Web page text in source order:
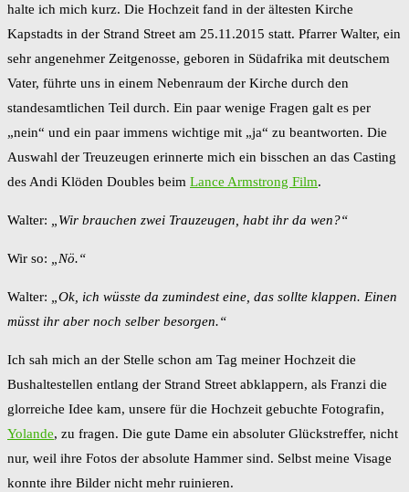
halte ich mich kurz. Die Hochzeit fand in der ältesten Kirche
Kapstadts in der Strand Street am 25.11.2015 statt. Pfarrer Walter, ein
sehr angenehmer Zeitgenosse, geboren in Südafrika mit deutschem
Vater, führte uns in einem Nebenraum der Kirche durch den
standesamtlichen Teil durch. Ein paar wenige Fragen galt es per
„nein“ und ein paar immens wichtige mit „ja“ zu beantworten. Die
Auswahl der Treuzeugen erinnerte mich ein bisschen an das Casting
des Andi Klöden Doubles beim Lance Armstrong Film.
Walter: „Wir brauchen zwei Trauzeugen, habt ihr da wen?“
Wir so: „Nö.“
Walter: „Ok, ich wüsste da zumindest eine, das sollte klappen. Einen
müsst ihr aber noch selber besorgen.“
Ich sah mich an der Stelle schon am Tag meiner Hochzeit die
Bushaltestellen entlang der Strand Street abklappern, als Franzi die
glorreiche Idee kam, unsere für die Hochzeit gebuchte Fotografin,
Yolande, zu fragen. Die gute Dame ein absoluter Glückstreffer, nicht
nur, weil ihre Fotos der absolute Hammer sind. Selbst meine Visage
konnte ihre Bilder nicht mehr ruinieren.